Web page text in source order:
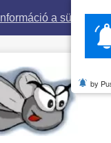
Információ a sütikről.
by